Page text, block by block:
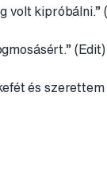
volt kipróbálni.”
(Edit)
és